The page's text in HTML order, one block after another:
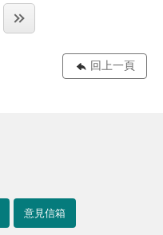
回上一頁
意見信箱